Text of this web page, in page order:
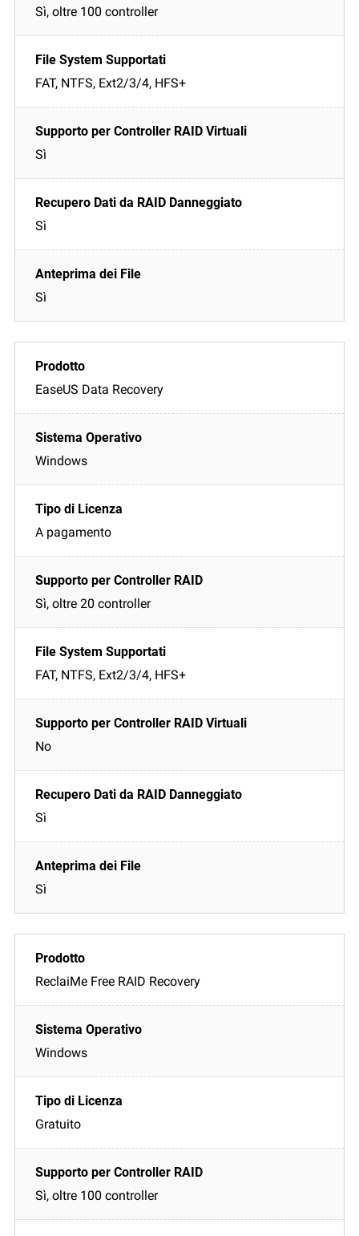
Sì, oltre 100 controller
FAT, NTFS, Ext2/3/4, HFS+
Sì
Sì
Sì
EaseUS Data Recovery
Windows
A pagamento
Sì, oltre 20 controller
FAT, NTFS, Ext2/3/4, HFS+
No
Sì
Sì
ReclaiMe Free RAID Recovery
Windows
Gratuito
Sì, oltre 100 controller